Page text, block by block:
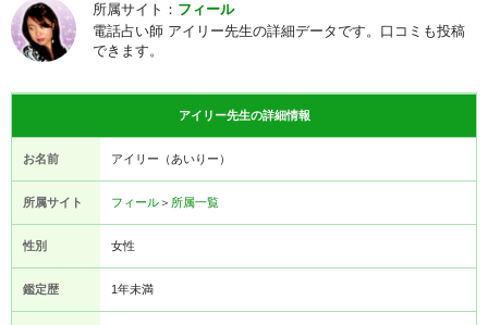
所属サイト： フィール
電話占い師 アイリー先生の詳細データです。口コミも投稿
できます。
アイリー先生の詳細情報
お名前 アイリー（あいりー）
所属サイト フィール＞ 所属一覧
性別 女性
鑑定歴 1年未満